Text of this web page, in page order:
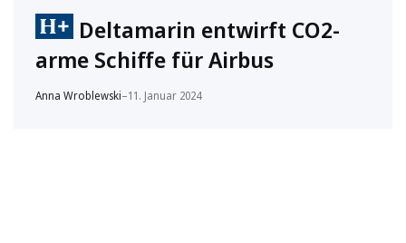
Deltamarin entwirft CO2-
arme Schiffe für Airbus
Anna Wroblewski–11. Januar 2024